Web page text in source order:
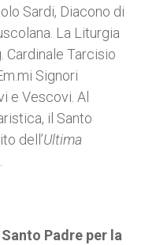
Sardi, Diacono di
La Liturgia
Cardinale Tarcisio
Signori
e Vescovi. Al
il Santo
dell’Ultima
Padre per la